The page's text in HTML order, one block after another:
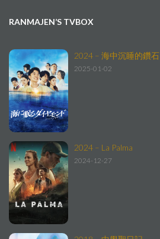
RANMAJEN’S TVBOX
2024 – 海中沉睡的鑽石
2025-01-02
2024 – La Palma
2024-12-27